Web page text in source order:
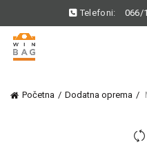
Telefoni: 066/
Početna Dodatna oprema